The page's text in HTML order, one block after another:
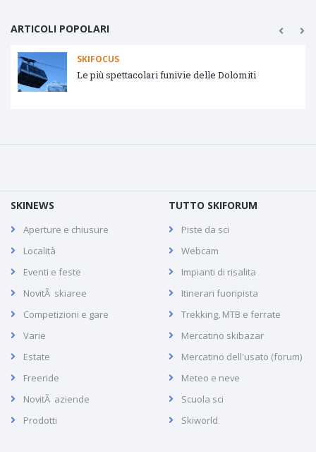
ARTICOLI POPOLARI
SKIFOCUS
Le più spettacolari funivie delle Dolomiti
SKINEWS
Aperture e chiusure
Località
Eventi e feste
NovitÃ skiaree
Competizioni e gare
Varie
Estate
Freeride
NovitÃ aziende
Prodotti
TUTTO SKIFORUM
Piste da sci
Webcam
Impianti di risalita
Itinerari fuoripista
Trekking, MTB e ferrate
Mercatino skibazar
Mercatino dell'usato (forum)
Meteo e neve
Scuola sci
Skiworld